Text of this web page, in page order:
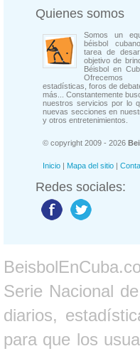
Quienes somos
Somos un
béisbol
tarea de
objetivo de
Béisbol en
Ofrecemos
estadísticas, foros de
más... Constantemente
nuestros servicios por lo
nuevas secciones en
y otros entretenimientos.
© copyright 2009 - 2026
Inicio | Mapa del sitio |
Redes sociales:
Serie Nacional
diarios,
para que los